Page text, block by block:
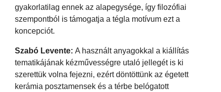
gyakorlatilag ennek az alapegysége, így filozófiai
szempontból is támogatja a tégla motívum ezt a
koncepciót.
Szabó Levente: A használt anyagokkal a kiállítás
tematikájának kézművességre utaló jellegét is ki
szerettük volna fejezni, ezért döntöttünk az égetett
kerámia posztamensek és a térbe belógatott